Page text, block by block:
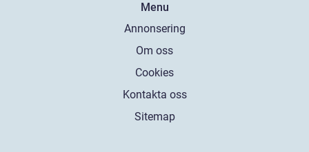
Menu
Annonsering
Om oss
Cookies
Kontakta oss
Sitemap